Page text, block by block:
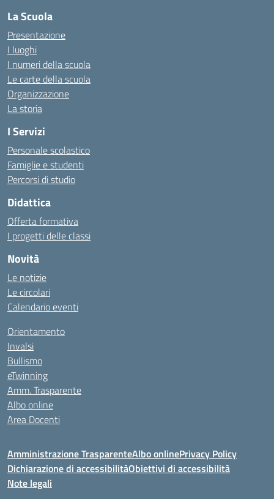
La Scuola
Presentazione
I luoghi
I numeri della scuola
Le carte della scuola
Organizzazione
La storia
I Servizi
Personale scolastico
Famiglie e studenti
Percorsi di studio
Didattica
Offerta formativa
I progetti delle classi
Novità
Le notizie
Le circolari
Calendario eventi
Orientamento
Invalsi
Bullismo
eTwinning
Amm. Trasparente
Albo online
Area Docenti
Amministrazione TrasparenteAlbo onlinePrivacy Policy
Dichiarazione di accessibilitàObiettivi di accessibilità
Note legali